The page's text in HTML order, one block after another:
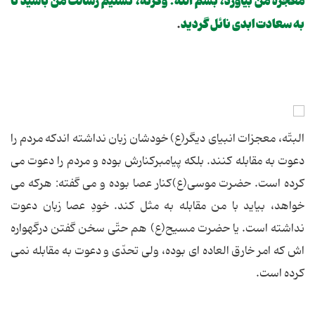
به سعادت ابدی نائل گردید.
البتّه، معجزات انبیای دیگر(ع) خودشان زبان نداشته اندكه مردم را
دعوت به مقابله كنند. بلكه پیامبركنارش بوده و مردم را دعوت می
كرده است. حضرت موسی(ع)كنار عصا بوده و می گفته: هركه می
خواهد، بیاید با من مقابله به مثل كند. خودِ عصا زبان دعوت
نداشته است. یا حضرت مسیح(ع) هم حتّی سخن گفتن درگهواره
اش كه امر خارق العاده ای بوده، ولی تحدّی و دعوت به مقابله نمی
كرده است.